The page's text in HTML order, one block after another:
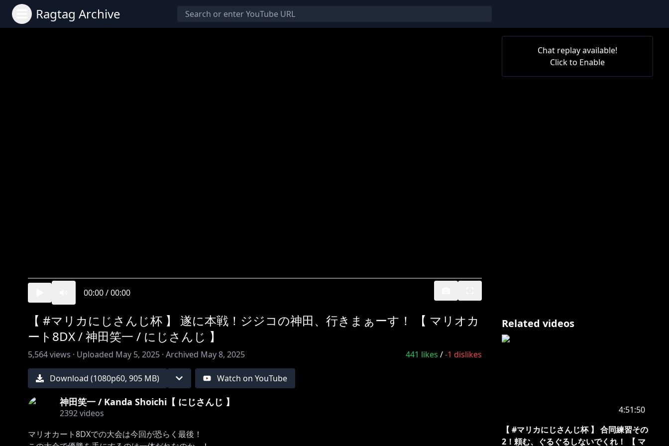
Ragtag Archive
00:00/00:00
Chat replay available!
Click to Enable
【 #マリカにじさんじ杯 】 遂に本戦！ジジコの神田、行きまぁーす！ 【 マリオカ
ート8DX / 神田笑一 / にじさんじ 】
5,564views · Uploaded May 5, 2025 · Archived May 8, 2025 441 likes /-1 dislikes
Download (1080p60, 905 MB) Watch on YouTube
神田笑一 / Kanda Shoichi【 にじさんじ 】
2392videos
マリオカート8DXでの大会は今回が恐らく最後！
Related videos
4:51:50
【 #マリカにじさんじ杯 】 合同練習その
2！頼む、ぐるぐるしないでくれ！ 【 マ